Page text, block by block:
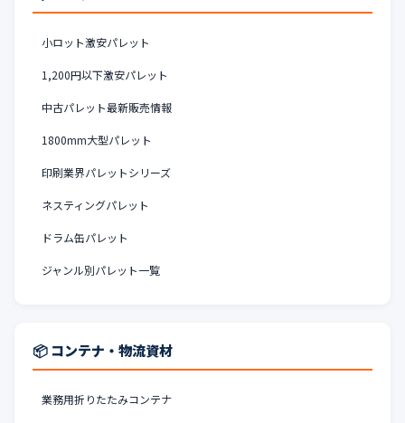
小ロット激安パレット
1,200円以下激安パレット
中古パレット最新販売情報
1800mm大型パレット
印刷業界パレットシリーズ
ネスティングパレット
ドラム缶パレット
ジャンル別パレット一覧
📦 コンテナ・物流資材
業務用折りたたみコンテナ